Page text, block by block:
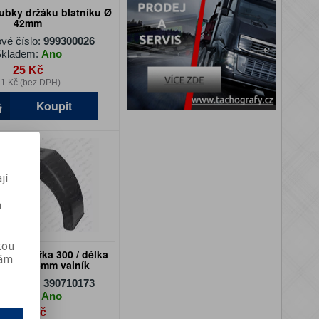
držáku blatníku Ø
42mm
číslo:999300026
Ano
25 Kč
Kč (bez DPH)
Koupit
šířka 300 / délka
485mm valník
číslo:390710173
Ano
693 Kč